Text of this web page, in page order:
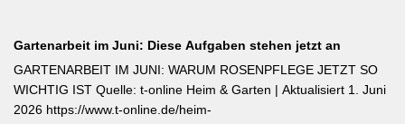
Abtrocknen des Taus, bevor die Mittagshitze ätherische Öle
verflüchtigt. Beim Schnitt empfehlen sich ganze Triebspitzen statt
einzelner Blätter — das fördert buschigen Neuaustrieb und
ermöglicht weitere Ernten im Sommer. Für die Trocknung werden
Gartenarbeit im Juni: Diese Aufgaben stehen jetzt an
GARTENARBEIT IM JUNI: WARUM ROSENPFLEGE JETZT SO
WICHTIG IST Quelle: t-online Heim & Garten | Aktualisiert 1. Juni
2026 https://www.t-online.de/heim-